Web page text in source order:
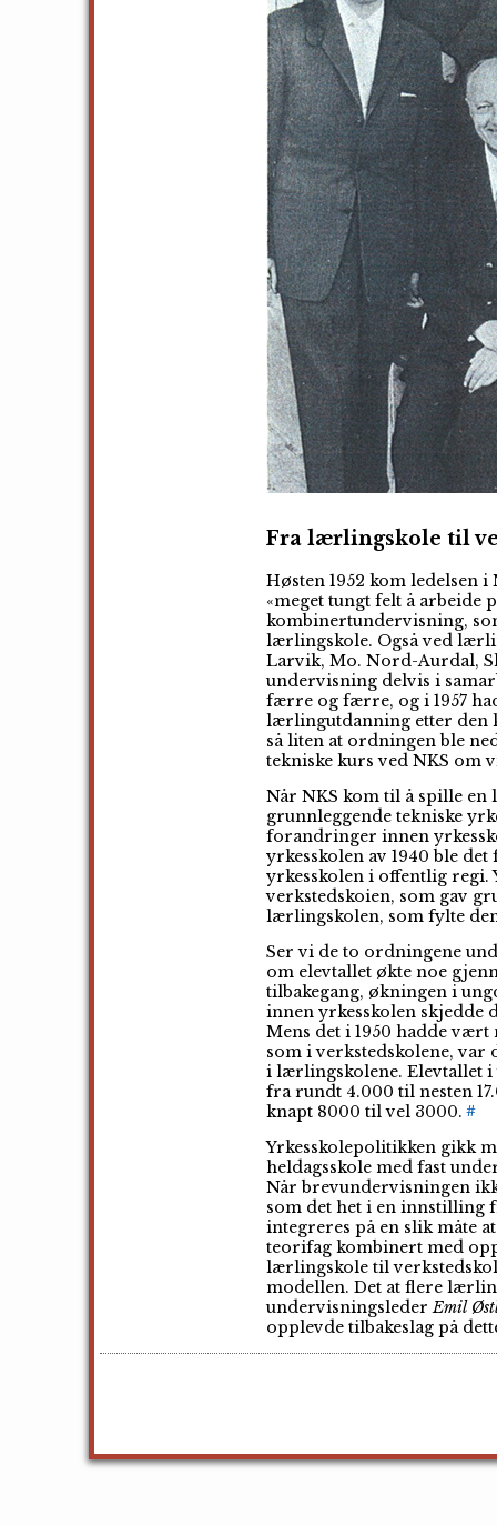
Fra lærlingskole til
Høsten 1952 kom ledelsen
«meget tungt felt å
kombinertundervisning,
lærlingskole. Også ved
Larvik, Mo. Nord-Aurdal,
undervisning delvis i
færre og færre, og i 1957
lærlingutdanning etter den
så liten at ordningen ble
tekniske kurs ved NKS om
Når NKS kom til å spille
grunnleggende tekniske
forandringer innen
yrkesskolen av 1940 ble
yrkesskolen i offentlig regi.
verkstedskoien, som gav
lærlingskolen, som fylte
Ser vi de to ordningene
om elevtallet økte noe
tilbakegang, økningen i
innen yrkesskolen
Mens det i 1950 hadde
som i verkstedskolene, var
i lærlingskolene. Elevtallet i
fra rundt 4.000 til nesten
knapt 8000 til vel 3000. #
Yrkesskolepolitikken gikk
heldagsskole med fast
Når brevundervisningen
som det het i en innstilling
integreres på en slik måte
teorifag kombinert med
lærlingskole til
modellen. Det at flere
undervisningslederEmil
opplevde tilbakeslag på